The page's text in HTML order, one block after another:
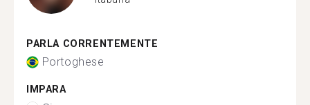
PARLA CORRENTEMENTE
Portoghese
IMPARA